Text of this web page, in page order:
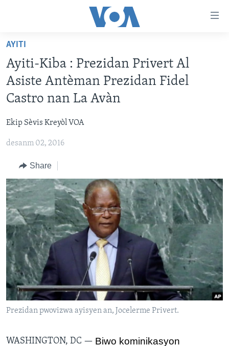
Skip
main
content
Skip
main
Navigation
Skip
Search
LÈZETAZINI
AMERIK LATIN
VIDEO
FLASHPOINT IKRÈN
Learning English
SUIV NOU
Languages
AYITI
Ayiti-Kiba : Prezidan Privert Al
Asiste Antèman Prezidan Fidel
Castro nan La Avàn
Ekip Sèvis Kreyòl VOA
desanm 02, 2016
Share
Prezidan pwovizwa ayisyen an, Jocelerme Privert.
WASHINGTON, DC — Biwo kominikasyon